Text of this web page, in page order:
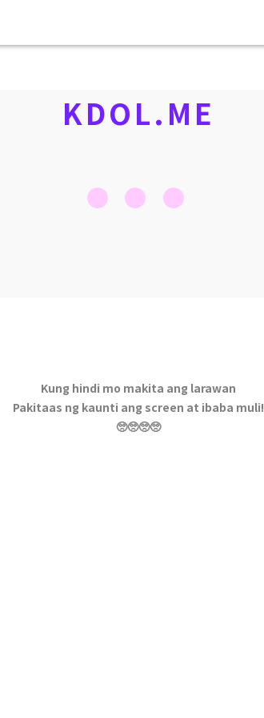
KDOL.ME
Kung hindi mo makita ang larawan
Pakitaas ng kaunti ang screen at ibaba muli!
🥺🥺🥺🥺